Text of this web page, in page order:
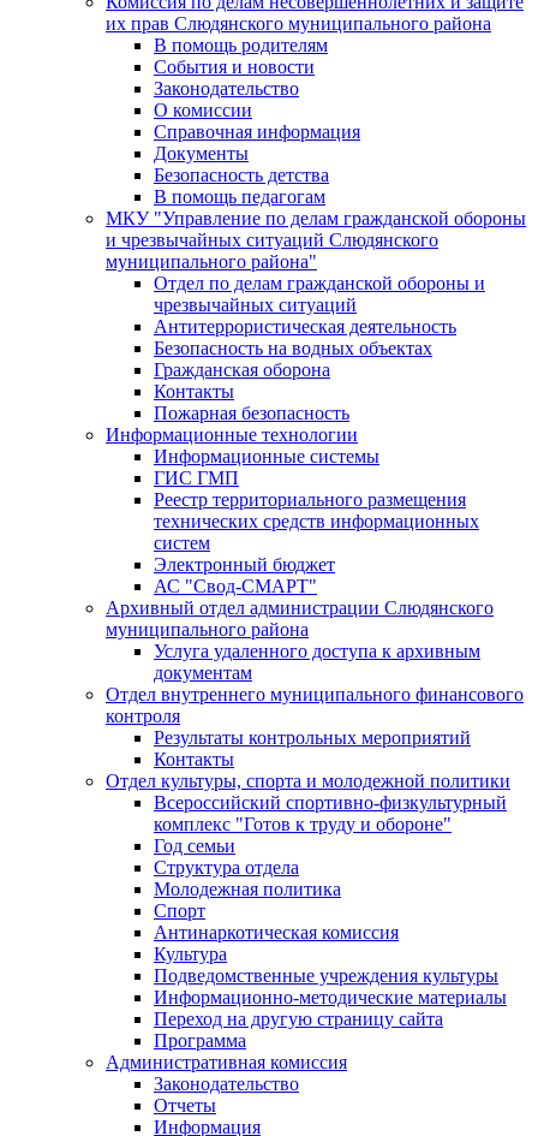
их прав Слюдянского муниципального района
В помощь родителям
События и новости
Законодательство
О комиссии
Справочная информация
Документы
Безопасность детства
В помощь педагогам
МКУ "Управление по делам гражданской обороны
и чрезвычайных ситуаций Слюдянского
муниципального района"
Отдел по делам гражданской обороны и
чрезвычайных ситуаций
Антитеррористическая деятельность
Безопасность на водных объектах
Гражданская оборона
Контакты
Пожарная безопасность
Информационные технологии
Информационные системы
ГИС ГМП
Реестр территориального размещения
технических средств информационных
систем
Электронный бюджет
АС "Свод-СМАРТ"
Архивный отдел администрации Слюдянского
муниципального района
Услуга удаленного доступа к архивным
документам
Отдел внутреннего муниципального финансового
контроля
Результаты контрольных мероприятий
Контакты
Отдел культуры, спорта и молодежной политики
Всероссийский спортивно-физкультурный
комплекс "Готов к труду и обороне"
Год семьи
Структура отдела
Молодежная политика
Спорт
Антинаркотическая комиссия
Культура
Подведомственные учреждения культуры
Информационно-методические материалы
Переход на другую страницу сайта
Программа
Административная комиссия
Законодательство
Отчеты
Информация